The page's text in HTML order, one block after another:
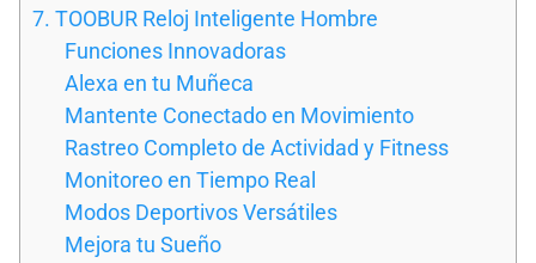
7. TOOBUR Reloj Inteligente Hombre
Funciones Innovadoras
Alexa en tu Muñeca
Mantente Conectado en Movimiento
Rastreo Completo de Actividad y Fitness
Monitoreo en Tiempo Real
Modos Deportivos Versátiles
Mejora tu Sueño